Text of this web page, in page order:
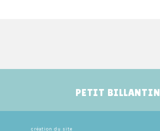
PETIT BILLANTIN
création du site